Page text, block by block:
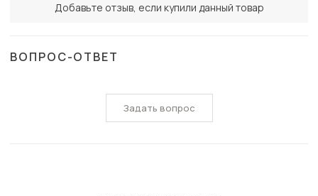
Добавьте отзыв, если купили данный товар
ВОПРОС-ОТВЕТ
Задать вопрос